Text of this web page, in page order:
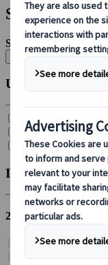
Szűrők
Szűrők:
Összes törlése
Utazás típusa
Csoportos körutazás
Egyéni autós
Egyéni út (26)
Indulás hónapja
2026
jan.
febr.